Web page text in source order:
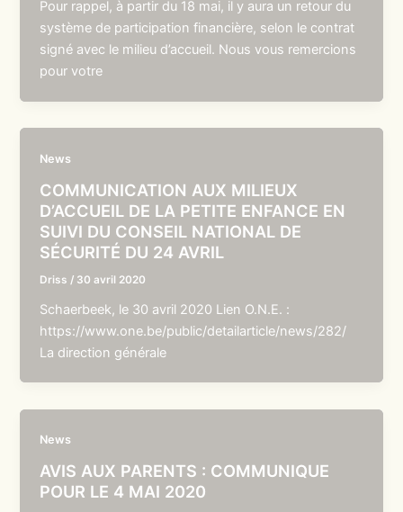
Pour rappel, à partir du 18 mai, il y aura un retour du
système de participation financière, selon le contrat
signé avec le milieu d’accueil. Nous vous remercions
pour votre
News
COMMUNICATION AUX MILIEUX
D’ACCUEIL DE LA PETITE ENFANCE EN
SUIVI DU CONSEIL NATIONAL DE
SÉCURITÉ DU 24 AVRIL
Driss / 30 avril 2020
Schaerbeek, le 30 avril 2020 Lien O.N.E. :
https://www.one.be/public/detailarticle/news/282/
La direction générale
News
AVIS AUX PARENTS : COMMUNIQUE
POUR LE 4 MAI 2020